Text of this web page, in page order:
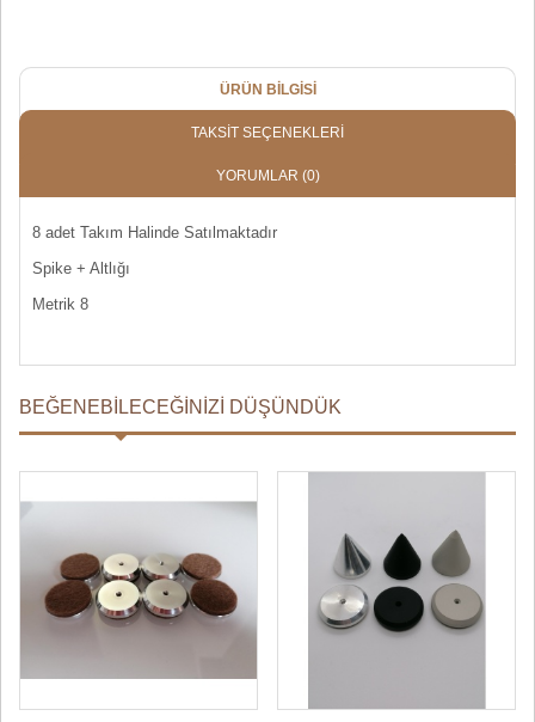
ÜRÜN BILGISI
TAKSIT SEÇENEKLERI
YORUMLAR (0)
8 adet Takım Halinde Satılmaktadır
Spike + Altlığı
Metrik 8
BEĞENEBILECEĞINIZI DÜŞÜNDÜK